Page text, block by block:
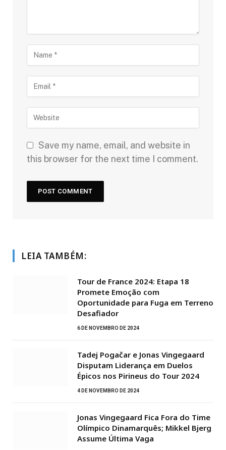
Save my name, email, and website in
this browser for the next time I comment.
LEIA TAMBÉM:
Tour de France 2024: Etapa 18
Promete Emoção com
Oportunidade para Fuga em Terreno
Desafiador
6 DE NOVEMBRO DE 2024
Tadej Pogačar e Jonas Vingegaard
Disputam Liderança em Duelos
Épicos nos Pirineus do Tour 2024
4 DE NOVEMBRO DE 2024
Jonas Vingegaard Fica Fora do Time
Olímpico Dinamarquês; Mikkel Bjerg
Assume Última Vaga